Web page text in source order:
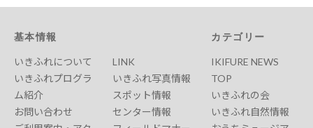
基本情報
いきふれについて
いきふれプログラ
ム紹介
お問い合わせ
LINK
いきふれ写真情報
スポット情報
センター情報
カテゴリー
IKIFURE NEWS
TOP
いきふれの会
いきふれ自然情報